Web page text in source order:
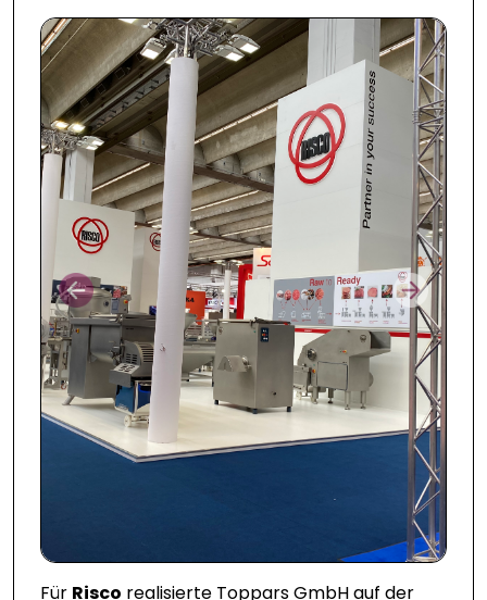
Next
Prev
Für Risco realisierte Toppars GmbH auf der